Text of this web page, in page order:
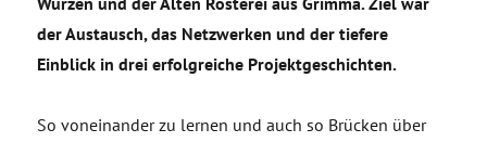
der Austausch, das Netzwerken und der tiefere
Einblick in drei erfolgreiche Projektgeschichten.
So voneinander zu lernen und auch so Brücken über